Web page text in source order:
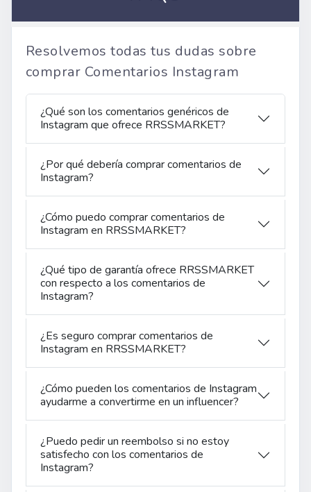
Resolvemos todas tus dudas sobre
comprar Comentarios Instagram
¿Qué son los comentarios genéricos de
Instagram que ofrece RRSSMARKET?
¿Por qué debería comprar comentarios de
Instagram?
¿Cómo puedo comprar comentarios de
Instagram en RRSSMARKET?
¿Qué tipo de garantía ofrece RRSSMARKET
con respecto a los comentarios de
Instagram?
¿Es seguro comprar comentarios de
Instagram en RRSSMARKET?
¿Cómo pueden los comentarios de Instagram
ayudarme a convertirme en un influencer?
¿Puedo pedir un reembolso si no estoy
satisfecho con los comentarios de
Instagram?